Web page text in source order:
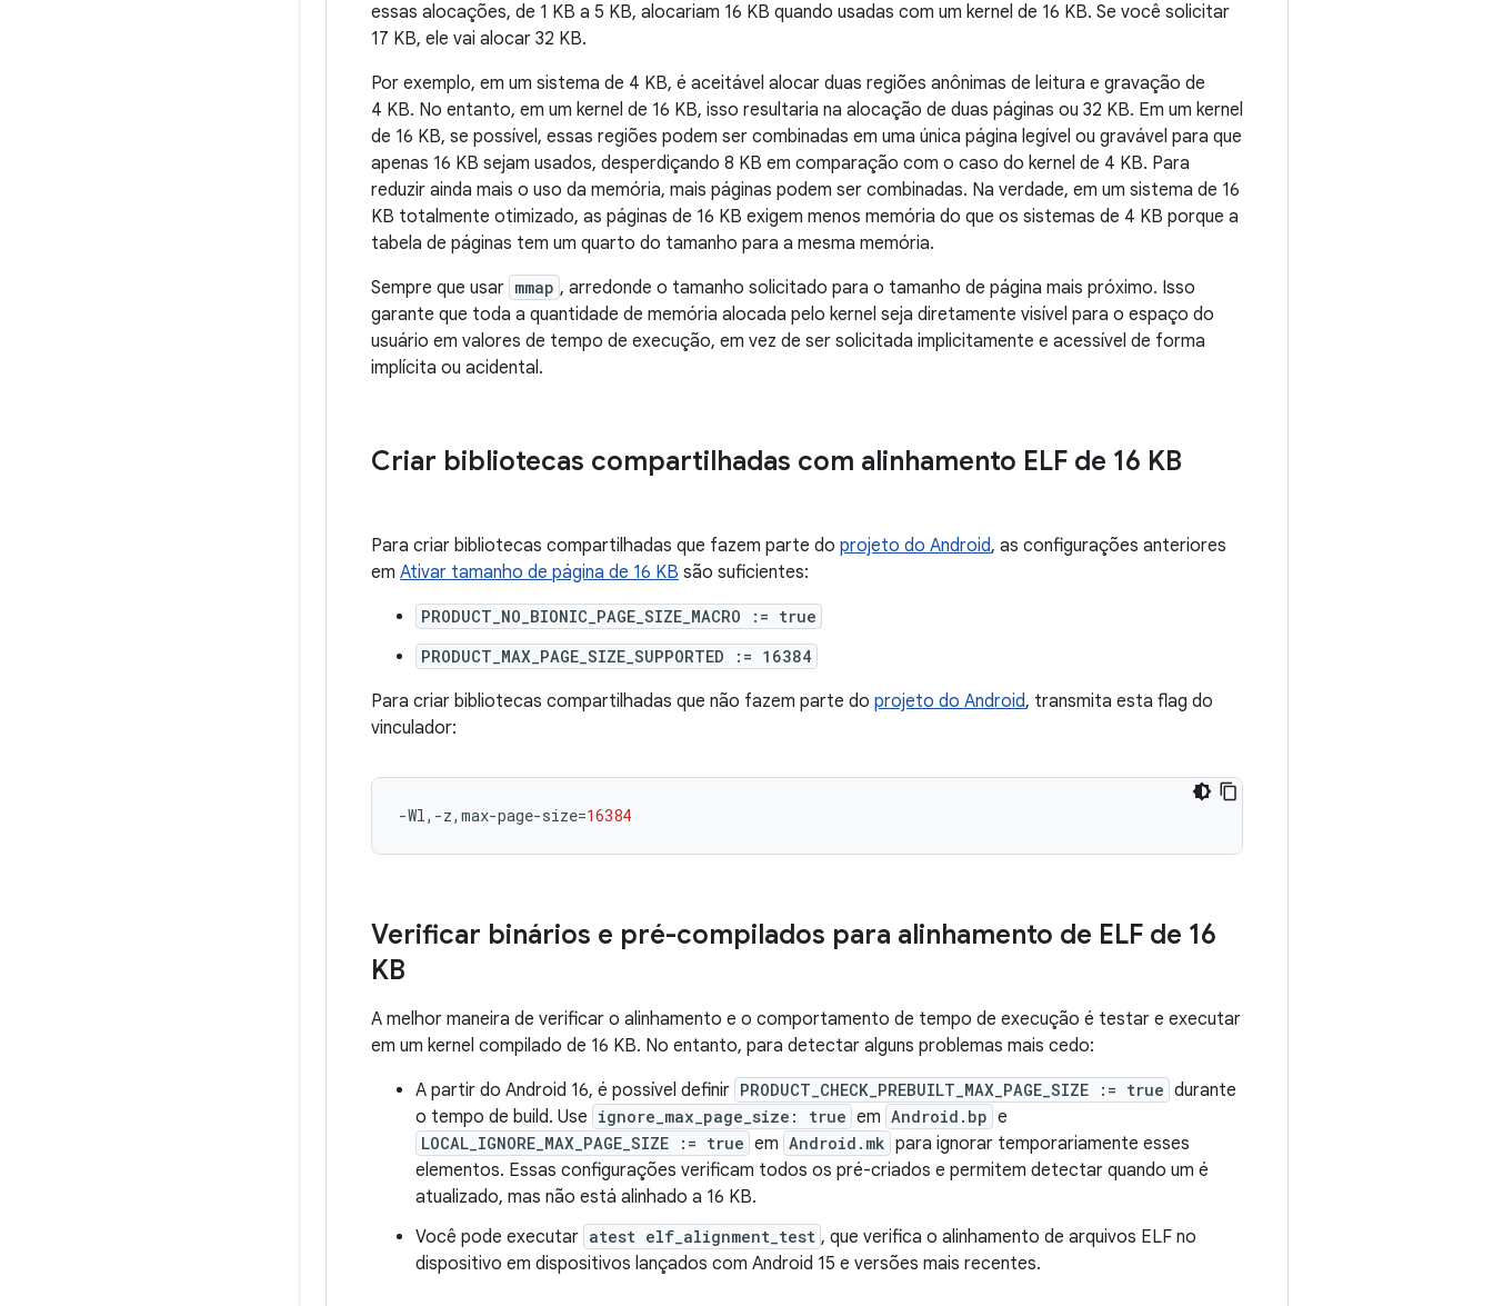
essas alocações, de 1 KB a 5 KB, alocariam 16 KB quando usadas com um kernel de 16 KB. Se você solicitar
17 KB, ele vai alocar 32 KB.
Por exemplo, em um sistema de 4 KB, é aceitável alocar duas regiões anônimas de leitura e gravação de
4 KB. No entanto, em um kernel de 16 KB, isso resultaria na alocação de duas páginas ou 32 KB. Em um kernel
de 16 KB, se possível, essas regiões podem ser combinadas em uma única página legível ou gravável para que
apenas 16 KB sejam usados, desperdiçando 8 KB em comparação com o caso do kernel de 4 KB. Para
reduzir ainda mais o uso da memória, mais páginas podem ser combinadas. Na verdade, em um sistema de 16
KB totalmente otimizado, as páginas de 16 KB exigem menos memória do que os sistemas de 4 KB porque a
tabela de páginas tem um quarto do tamanho para a mesma memória.
Sempre que usar mmap , arredonde o tamanho solicitado para o tamanho de página mais próximo. Isso
garante que toda a quantidade de memória alocada pelo kernel seja diretamente visível para o espaço do
usuário em valores de tempo de execução, em vez de ser solicitada implicitamente e acessível de forma
implícita ou acidental.
Criar bibliotecas compartilhadas com alinhamento ELF de 16 KB
Para criar bibliotecas compartilhadas que fazem parte do projeto do Android, as configurações anteriores
em Ativar tamanho de página de 16 KB são suficientes:
PRODUCT_NO_BIONIC_PAGE_SIZE_MACRO := true
PRODUCT_MAX_PAGE_SIZE_SUPPORTED := 16384
Para criar bibliotecas compartilhadas que não fazem parte do projeto do Android, transmita esta flag do
vinculador:
-Wl,-z,max-page-size=16384
Verificar binários e pré-compilados para alinhamento de ELF de 16
KB
A melhor maneira de verificar o alinhamento e o comportamento de tempo de execução é testar e executar
em um kernel compilado de 16 KB. No entanto, para detectar alguns problemas mais cedo:
A partir do Android 16, é possível definir PRODUCT_CHECK_PREBUILT_MAX_PAGE_SIZE := true durante
o tempo de build. Use ignore_max_page_size: true em Android.bp e
LOCAL_IGNORE_MAX_PAGE_SIZE := true em Android.mk para ignorar temporariamente esses
elementos. Essas configurações verificam todos os pré-criados e permitem detectar quando um é
atualizado, mas não está alinhado a 16 KB.
Você pode executar atest elf_alignment_test , que verifica o alinhamento de arquivos ELF no
dispositivo em dispositivos lançados com Android 15 e versões mais recentes.